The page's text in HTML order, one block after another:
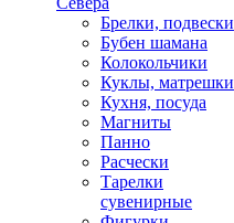
Брелки, подвески
Бубен шамана
Колокольчики
Куклы, матрешки
Кухня, посуда
Магниты
Панно
Расчески
Тарелки
сувенирные